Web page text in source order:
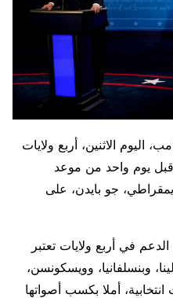
اليوم الاثنين، أربع ولايات
وقبل يوم واحد من موعد
جو بايدن، على
في أربع ولايات تعتبر
وبنسلفانيا، وويسكونسن،
أملا بكسب أصواتها